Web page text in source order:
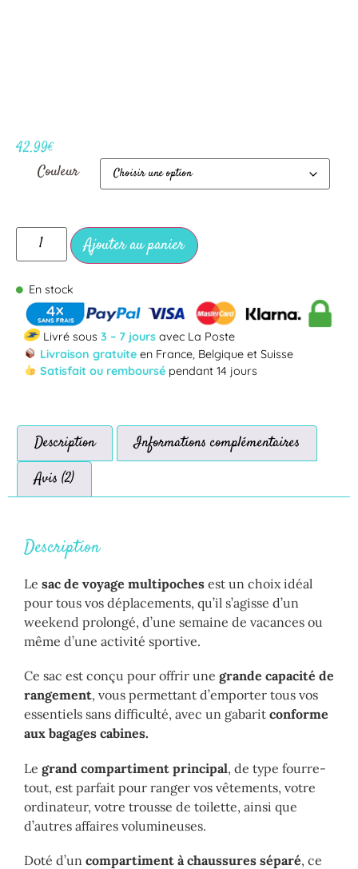
42.99€
Couleur
Ajouter au panier
En stock
Livré sous 3 – 7 jours avec La Poste
Livraison gratuite en France, Belgique et Suisse
Satisfait ou remboursé pendant 14 jours
Description
Informations complémentaires
Avis (2)
Description
Le sac de voyage multipoches est un choix idéal
pour tous vos déplacements, qu’il s’agisse d’un
weekend prolongé, d’une semaine de vacances ou
même d’une activité sportive.
Ce sac est conçu pour offrir une grande capacité de
rangement, vous permettant d’emporter tous vos
essentiels sans difficulté, avec un gabarit conforme
aux bagages cabines.
Le grand compartiment principal, de type fourre-
tout, est parfait pour ranger vos vêtements, votre
ordinateur, votre trousse de toilette, ainsi que
d’autres affaires volumineuses.
Doté d’un compartiment à chaussures séparé, ce